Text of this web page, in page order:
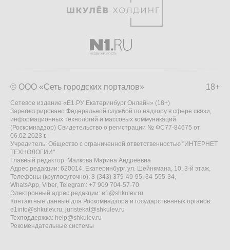
18+
© ООО «Сеть городских порталов»
Сетевое издание «Е1.РУ Екатеринбург Онлайн» (18+)
Зарегистрировано Федеральной службой по надзору в сфере связи,
информационных технологий и массовых коммуникаций
(Роскомнадзор) Свидетельство о регистрации № ФС77-84675 от
06.02.2023 г.
Учредитель: Общество с ограниченной ответственностью "ИНТЕРНЕТ
ТЕХНОЛОГИИ"
Главный редактор: Малкова Марина Андреевна
Адрес редакции: 620014, Екатеринбург, ул. Шейнкмана, 10, 3-й этаж,
Телефоны (круглосуточно): 8 (343) 379-49-95, 34-555-34,
WhatsApp, Viber, Telegram: +7 909 704-57-70
Электронный адрес редакции: e1@shkulev.ru
Контактные данные для Роскомнадзора и государственных органов:
e1info@shkulev.ru, juristekat@shkulev.ru
Техподдержка: help@shkulev.ru
Рекомендательные системы